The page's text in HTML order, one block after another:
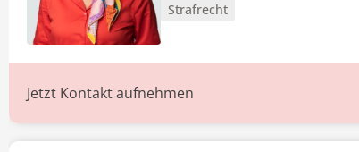
Strafrecht
Jetzt Kontakt aufnehmen